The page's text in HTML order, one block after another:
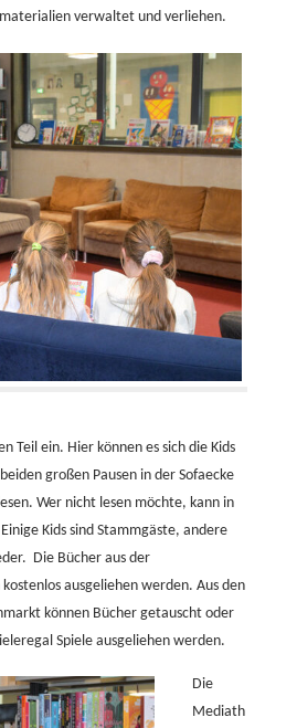
verwaltet und verliehen.
Teil ein. Hier können es sich die Kids
großen Pausen in der Sofaecke
Wer nicht lesen möchte, kann in
Kids sind Stammgäste, andere
Die Bücher aus der
ausgeliehen werden. Aus den
können Bücher getauscht oder
Spiele ausgeliehen werden.
Die
Mediath